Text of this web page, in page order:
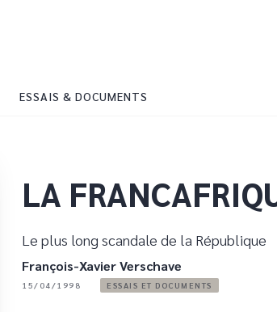
ESSAIS & DOCUMENTS
LA
Le plus long scandale de la République
François-Xavier Verschave
15/04/1998 ESSAIS ET DOCUMENTS